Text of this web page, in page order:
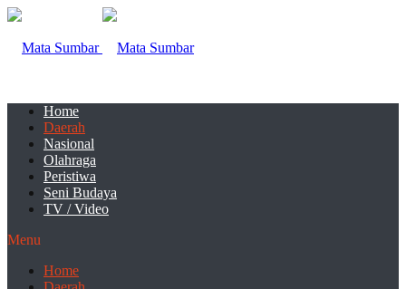
Home
Daerah
Nasional
Olahraga
Peristiwa
Seni Budaya
TV / Video
Menu
Home